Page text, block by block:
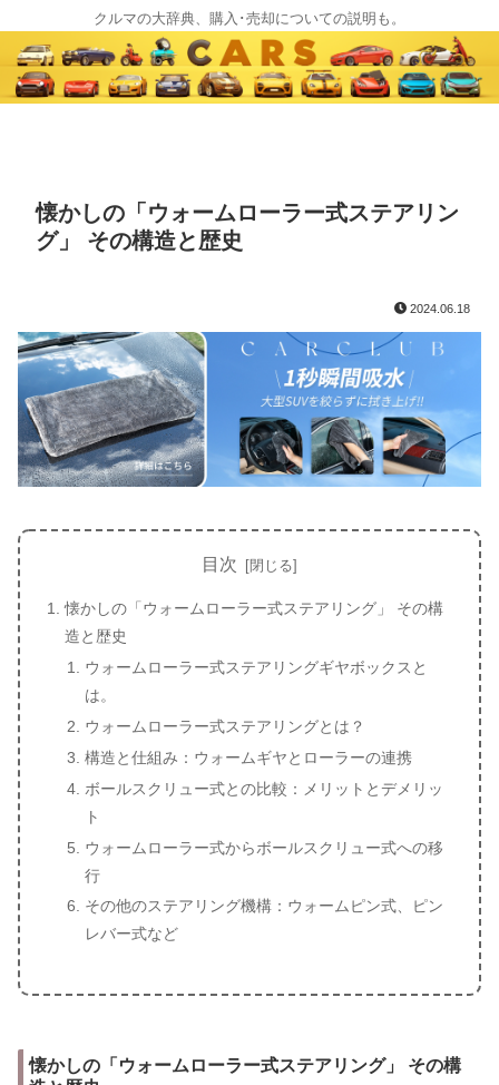
クルマの大辞典、購入･売却についての説明も。
懐かしの「ウォームローラー式ステアリン
グ」 その構造と歴史
2024.06.18
目次
懐かしの「ウォームローラー式ステアリング」 その構
造と歴史
ウォームローラー式ステアリングギヤボックスと
は。
ウォームローラー式ステアリングとは？
構造と仕組み：ウォームギヤとローラーの連携
ボールスクリュー式との比較：メリットとデメリッ
ト
ウォームローラー式からボールスクリュー式への移
行
その他のステアリング機構：ウォームピン式、ピン
レバー式など
懐かしの「ウォームローラー式ステアリング」 その構